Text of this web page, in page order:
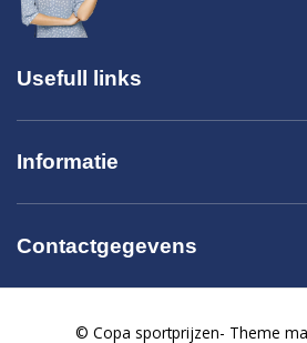
Usefull links
Informatie
Contactgegevens
© Copa sportprijzen- Theme